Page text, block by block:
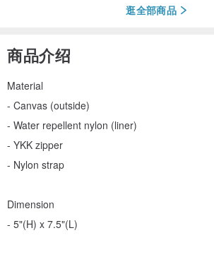
逛全部商品
商品介绍
Material
- Canvas (outside)
- Water repellent nylon (liner)
- YKK zipper
- Nylon strap
Dimension
- 5"(H) x 7.5"(L)